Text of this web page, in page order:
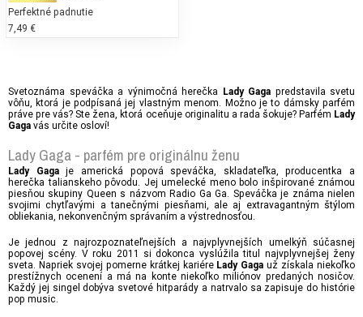
Perfektné padnutie
7,49 €
Svetoznáma speváčka a výnimočná herečka Lady Gaga predstavila svetu
vôňu, ktorá je podpísaná jej vlastným menom. Možno je to dámsky parfém
práve pre vás? Ste žena, ktorá oceňuje originalitu a rada šokuje? Parfém Lady
Gaga vás určite osloví!
Lady Gaga - parfém pre originálnu ženu
Lady Gagaje americká popová speváčka, skladateľka, producentka a
herečka talianskeho pôvodu. Jej umelecké meno bolo inšpirované známou
piesňou skupiny Queen s názvom Radio Ga Ga. Speváčka je známa nielen
svojimi chytľavými a tanečnými piesňami, ale aj extravagantným štýlom
obliekania, nekonvenčným správaním a výstrednosťou.
Je jednou z najrozpoznateľnejších a najvplyvnejších umelkýň súčasnej
popovej scény. V roku 2011 si dokonca vyslúžila titul najvplyvnejšej ženy
sveta. Napriek svojej pomerne krátkej kariére Lady Gaga už získala niekoľko
prestížnych ocenení a má na konte niekoľko miliónov predaných nosičov.
Každý jej singel dobýva svetové hitparády a natrvalo sa zapisuje do histórie
pop music.